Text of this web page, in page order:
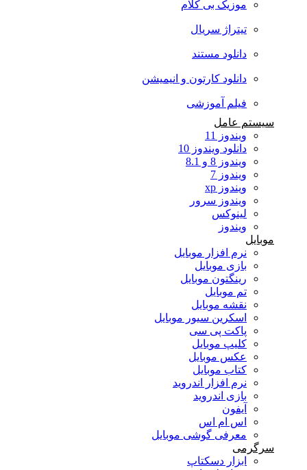
موزیک بی کلام
تیتراژ سریال
دانلود مستند
دانلود کارتون و انیمیشن
فیلم آموزشی
سیستم عامل
ویندوز 11
دانلود ویندوز 10
ویندوز 8 و 8.1
ویندوز 7
ویندوز xp
ویندوز سرور
لینوکس
ویندوز
موبایل
نرم افزار موبایل
بازی موبایل
رینگتون موبایل
تم موبایل
نقشه موبایل
اسکرین سیور موبایل
پاکت پی سی
کلیپ موبایل
عکس موبایل
کتاب موبایل
نرم افزار اندروید
بازی اندروید
آیفون
اس ام اس
معرفی گوشی موبایل
سرگرمی
ابزار دسکتاپ